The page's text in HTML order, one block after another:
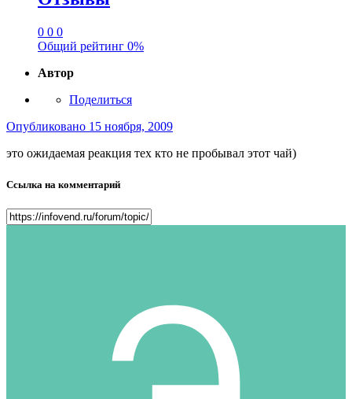
0 0 0
Общий рейтинг 0%
Автор
Поделиться
Опубликовано 15 ноября, 2009
это ожидаемая реакция тех кто не пробывал этот чай)
Ссылка на комментарий